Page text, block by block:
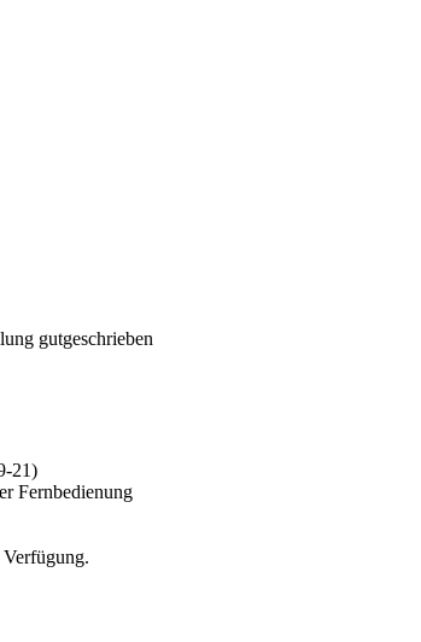
gutgeschrieben
21)
Fernbedienung